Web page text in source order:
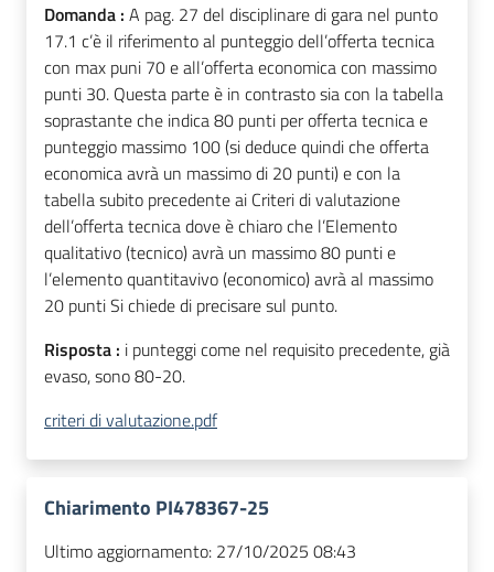
Domanda : A pag. 27 del disciplinare di gara nel punto
17.1 c’è il riferimento al punteggio dell’offerta tecnica
con max puni 70 e all’offerta economica con massimo
punti 30. Questa parte è in contrasto sia con la tabella
soprastante che indica 80 punti per offerta tecnica e
punteggio massimo 100 (si deduce quindi che offerta
economica avrà un massimo di 20 punti) e con la
tabella subito precedente ai Criteri di valutazione
dell’offerta tecnica dove è chiaro che l’Elemento
qualitativo (tecnico) avrà un massimo 80 punti e
l’elemento quantitavivo (economico) avrà al massimo
20 punti Si chiede di precisare sul punto.
Risposta : i punteggi come nel requisito precedente, già
evaso, sono 80-20.
criteri di valutazione.pdf
Chiarimento PI478367-25
Ultimo aggiornamento: 27/10/2025 08:43